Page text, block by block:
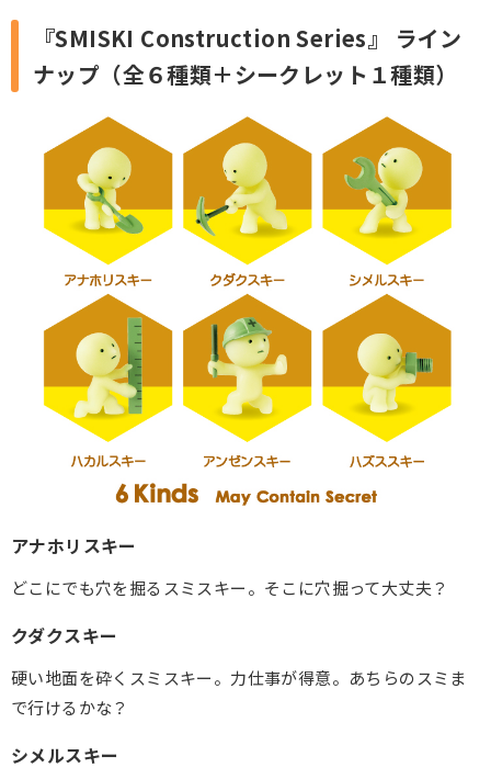
『SMISKI Construction Series』 ライン
ナップ（全６種類＋シークレット１種類）
アナホリスキー
どこにでも穴を掘るスミスキー。そこに穴掘って大丈夫？
クダクスキー
硬い地面を砕くスミスキー。力仕事が得意。あちらのスミま
で行けるかな？
シメルスキー